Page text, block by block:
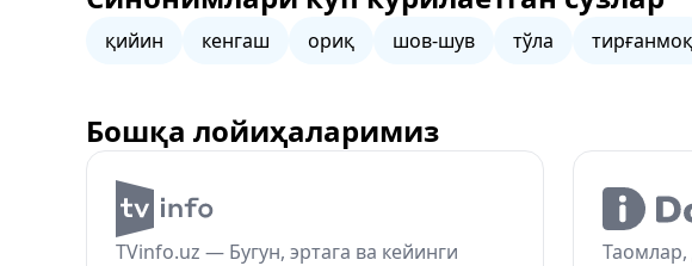
қийин кенгаш ориқ шов-шув тўла тирғанмоқ
Бошқа лойиҳаларимиз
TVinfo.uz — Бугун, эртага ва кейинги